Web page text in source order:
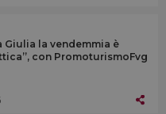
Giulia la vendemmia è
con PromoturismoFvg